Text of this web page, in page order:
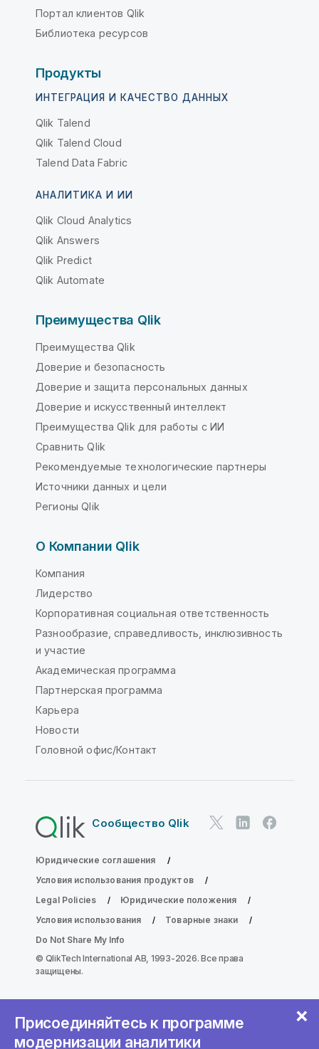
Портал клиентов Qlik
Библиотека ресурсов
Продукты
ИНТЕГРАЦИЯ И КАЧЕСТВО ДАННЫХ
Qlik Talend
Qlik Talend Cloud
Talend Data Fabric
АНАЛИТИКА И ИИ
Qlik Cloud Analytics
Qlik Answers
Qlik Predict
Qlik Automate
Преимущества Qlik
Преимущества Qlik
Доверие и безопасность
Доверие и защита персональных данных
Доверие и искусственный интеллект
Преимущества Qlik для работы с ИИ
Сравнить Qlik
Рекомендуемые технологические партнеры
Источники данных и цели
Регионы Qlik
О Компании Qlik
Компания
Лидерство
Корпоративная социальная ответственность
Разнообразие, справедливость, инклюзивность
и участие
Академическая программа
Партнерская программа
Карьера
Новости
Головной офис/Контакт
Сообщество Qlik
Юридические соглашения
Условия использования продуктов
Legal Policies
Юридические положения
Условия использования
Товарные знаки
Do Not Share My Info
© QlikTech International AB, 1993-2026. Все права
защищены.
Присоединяйтесь к программе
модернизации аналитики